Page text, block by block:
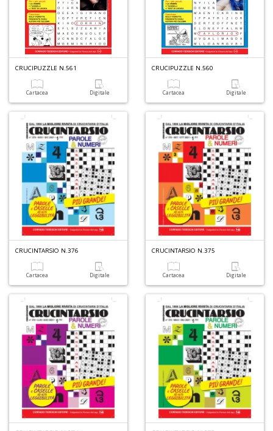
CRUCIPUZZLE N.561
Cartacea Digitale
CRUCIPUZZLE N.560
Cartacea Digitale
CRUCINTARSIO N.376
Cartacea Digitale
CRUCINTARSIO N.375
Cartacea Digitale